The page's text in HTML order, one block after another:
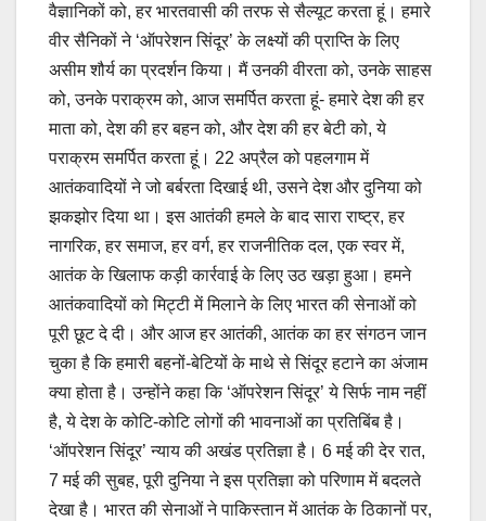
वैज्ञानिकों को, हर भारतवासी की तरफ से सैल्यूट करता हूं। हमारे
वीर सैनिकों ने ‘ऑपरेशन सिंदूर’ के लक्ष्यों की प्राप्ति के लिए
असीम शौर्य का प्रदर्शन किया। मैं उनकी वीरता को, उनके साहस
को, उनके पराक्रम को, आज समर्पित करता हूं- हमारे देश की हर
माता को, देश की हर बहन को, और देश की हर बेटी को, ये
पराक्रम समर्पित करता हूं। 22 अप्रैल को पहलगाम में
आतंकवादियों ने जो बर्बरता दिखाई थी, उसने देश और दुनिया को
झकझोर दिया था। इस आतंकी हमले के बाद सारा राष्ट्र, हर
नागरिक, हर समाज, हर वर्ग, हर राजनीतिक दल, एक स्वर में,
आतंक के खिलाफ कड़ी कार्रवाई के लिए उठ खड़ा हुआ। हमने
आतंकवादियों को मिट्टी में मिलाने के लिए भारत की सेनाओं को
पूरी छूट दे दी। और आज हर आतंकी, आतंक का हर संगठन जान
चुका है कि हमारी बहनों-बेटियों के माथे से सिंदूर हटाने का अंजाम
क्या होता है। उन्होंने कहा कि ‘ऑपरेशन सिंदूर’ ये सिर्फ नाम नहीं
है, ये देश के कोटि-कोटि लोगों की भावनाओं का प्रतिबिंब है।
‘ऑपरेशन सिंदूर’ न्याय की अखंड प्रतिज्ञा है। 6 मई की देर रात,
7 मई की सुबह, पूरी दुनिया ने इस प्रतिज्ञा को परिणाम में बदलते
देखा है। भारत की सेनाओं ने पाकिस्तान में आतंक के ठिकानों पर,